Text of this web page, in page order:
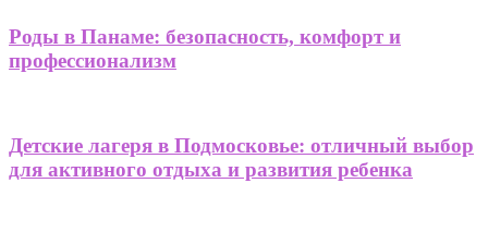
Роды в Панаме: безопасность, комфорт и
профессионализм
Детские лагеря в Подмосковье: отличный выбор
для активного отдыха и развития ребенка